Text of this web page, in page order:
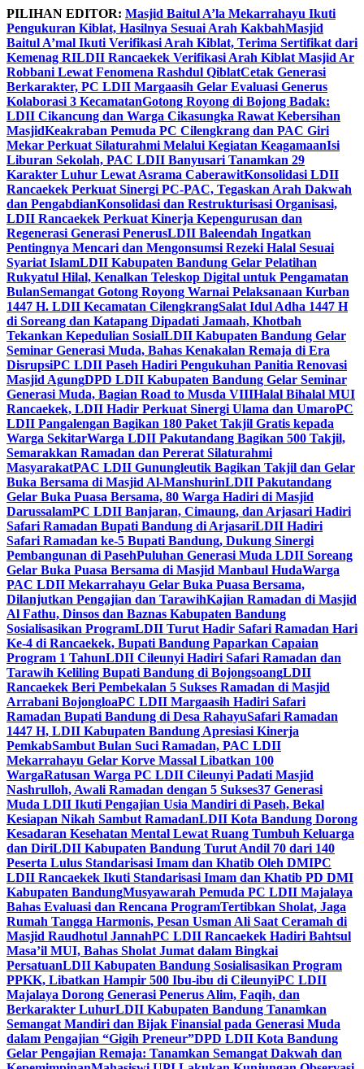
Skip
to
content
PILIHAN EDITOR: Masjid Baitul A’la Mekarrahayu Ikuti
Pengukuran Kiblat, Hasilnya Sesuai Arah KakbahMasjid
Baitul A’mal Ikuti Verifikasi Arah Kiblat, Terima Sertifikat dari
Kemenag RILDII Rancaekek Verifikasi Arah Kiblat Masjid Ar
Robbani Lewat Fenomena Rashdul QiblatCetak Generasi
Berkarakter, PC LDII Margaasih Gelar Evaluasi Generus
Kolaborasi 3 KecamatanGotong Royong di Bojong Badak:
LDII Cikancung dan Warga Cikasungka Rawat Kebersihan
MasjidKeakraban Pemuda PC Cilengkrang dan PAC Giri
Mekar Perkuat Silaturahmi Melalui Kegiatan KeagamaanIsi
Liburan Sekolah, PAC LDII Banyusari Tanamkan 29
Karakter Luhur Lewat Asrama CaberawitKonsolidasi LDII
Rancaekek Perkuat Sinergi PC-PAC, Tegaskan Arah Dakwah
dan PengabdianKonsolidasi dan Restrukturisasi Organisasi,
LDII Rancaekek Perkuat Kinerja Kepengurusan dan
Regenerasi Generasi PenerusLDII Baleendah Ingatkan
Pentingnya Mencari dan Mengonsumsi Rezeki Halal Sesuai
Syariat IslamLDII Kabupaten Bandung Gelar Pelatihan
Rukyatul Hilal, Kenalkan Teleskop Digital untuk Pengamatan
BulanSemangat Gotong Royong Warnai Pelaksanaan Kurban
1447 H. LDII Kecamatan CilengkrangSalat Idul Adha 1447 H
di Soreang dan Katapang Dipadati Jamaah, Khotbah
Tekankan Kepedulian SosialLDII Kabupaten Bandung Gelar
Seminar Generasi Muda, Bahas Kenakalan Remaja di Era
DisrupsiPC LDII Paseh Hadiri Pengukuhan Panitia Renovasi
Masjid AgungDPD LDII Kabupaten Bandung Gelar Seminar
Generasi Muda, Bagian Road to Musda VIIIHalal Bihalal MUI
Rancaekek, LDII Hadir Perkuat Sinergi Ulama dan UmaroPC
LDII Pangalengan Bagikan 180 Paket Takjil Gratis kepada
Warga SekitarWarga LDII Pakutandang Bagikan 500 Takjil,
Semarakkan Ramadan dan Pererat Silaturahmi
MasyarakatPAC LDII Gunungleutik Bagikan Takjil dan Gelar
Buka Bersama di Masjid Al-ManshurinLDII Pakutandang
Gelar Buka Puasa Bersama, 80 Warga Hadiri di Masjid
DarussalamPC LDII Banjaran, Cimaung, dan Arjasari Hadiri
Safari Ramadan Bupati Bandung di ArjasariLDII Hadiri
Safari Ramadan ke-5 Bupati Bandung, Dukung Sinergi
Pembangunan di PasehPuluhan Generasi Muda LDII Soreang
Gelar Buka Puasa Bersama di Masjid Manbaul HudaWarga
PAC LDII Mekarrahayu Gelar Buka Puasa Bersama,
Dilanjutkan Pengajian dan TarawihKajian Ramadan di Masjid
Al Fathu, Dinsos dan Baznas Kabupaten Bandung
Sosialisasikan ProgramLDII Turut Hadir Safari Ramadan Hari
Ke-4 di Rancaekek, Bupati Bandung Paparkan Capaian
Program 1 TahunLDII Cileunyi Hadiri Safari Ramadan dan
Tarawih Keliling Bupati Bandung di BojongsoangLDII
Rancaekek Beri Pembekalan 5 Sukses Ramadan di Masjid
Arrabani BojongloaPC LDII Margaasih Hadiri Safari
Ramadan Bupati Bandung di Desa RahayuSafari Ramadan
1447 H, LDII Kabupaten Bandung Apresiasi Kinerja
PemkabSambut Bulan Suci Ramadan, PAC LDII
Mekarrahayu Gelar Korve Massal Libatkan 100
WargaRatusan Warga PC LDII Cileunyi Padati Masjid
Nashrulloh, Awali Ramadan dengan 5 Sukses37 Generasi
Muda LDII Ikuti Pengajian Usia Mandiri di Paseh, Bekal
Kesiapan Nikah Sambut RamadanLDII Kota Bandung Dorong
Kesadaran Kesehatan Mental Lewat Ruang Tumbuh Keluarga
dan DiriLDII Kabupaten Bandung Turut Andil 70 dari 140
Peserta Lulus Standarisasi Imam dan Khatib Oleh DMIPC
LDII Rancaekek Ikuti Standarisasi Imam dan Khatib PD DMI
Kabupaten BandungMusyawarah Pemuda PC LDII Majalaya
Bahas Evaluasi dan Rencana ProgramTertibkan Sholat, Jaga
Rumah Tangga Harmonis, Pesan Usman Ali Saat Ceramah di
Masjid Raudhotul JannahPC LDII Rancaekek Hadiri Bahtsul
Masa’il MUI, Bahas Sholat Jumat dalam Bingkai
PersatuanLDII Kabupaten Bandung Sosialisasikan Program
PPKK, Libatkan Hampir 500 Ibu-ibu di CileunyiPC LDII
Majalaya Dorong Generasi Penerus Alim, Faqih, dan
Berkarakter LuhurLDII Kabupaten Bandung Tanamkan
Semangat Mandiri dan Bijak Finansial pada Generasi Muda
dalam Pengajian “Gigih Preneur”DPD LDII Kota Bandung
Gelar Pengajian Remaja: Tanamkan Semangat Dakwah dan